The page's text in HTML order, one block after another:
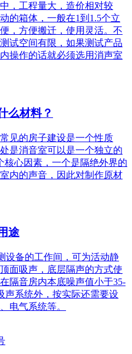
，工程量大，造价相对较
的箱体，一般在1到1.5个立
，方便搬迁，使用灵活。不
试空间有限，如果测试产品
操作的话就必须选用消声室
么材料？
见的房子建设是一个性质
是消音室可以是一个独立的
核心因素，一个是隔绝外界的
内的声音，因此对制作原材
途
设备的工作间，可为活动静
面吸声，底层隔声的方式使
隔音房内本底噪声值小于35-
声系统外，按实际还需要设
电气系统等。